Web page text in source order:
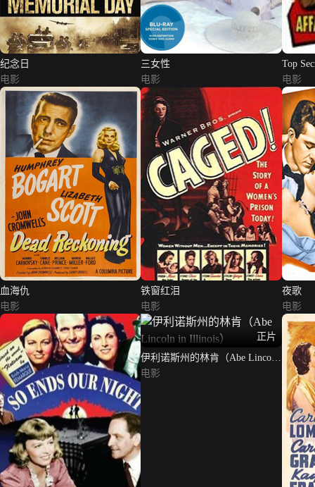
纪念日
电影
三女性
电影
Top
电影
血海仇
电影
铁窗红泪
电影
夜歌
电影
正片
伊利诺斯州的林肯（Abe Lincoln
in Illinois）
电影